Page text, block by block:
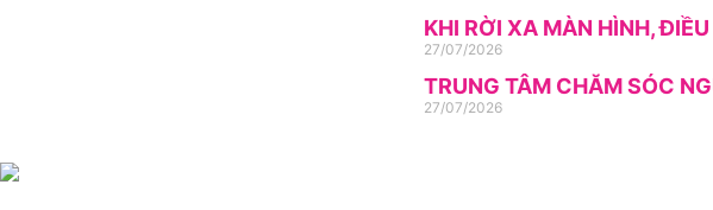
KHI RỜI XA MÀN HÌNH,
27/07/2026
TRUNG TÂM CHĂM SÓC
27/07/2026